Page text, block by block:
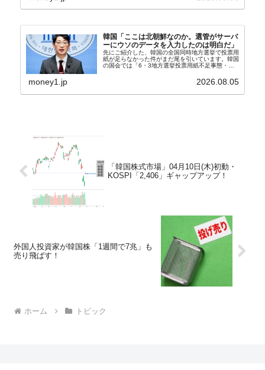
韓国「ここは北朝鮮なのか。選管がサーバ
ーにウソのデータを入力したのは明白だ」
先にご紹介した、韓国の全国同時地方選挙で投票用
紙が足らなかった件がまだ尾を引いています。韓国
の国会では「6・3地方選挙投票用紙不足事態・国
す。『国民の力』の朱晋佑（チュ・ジヌ）議員はそ
money1.jp 2026.08.05
「韓国株式市場」04月10日(木)初動・
KOSPI「2,406」ギャップアップ！
外国人投資家が韓国株「1週間で7兆」も
売り飛ばす！
ホーム トピック